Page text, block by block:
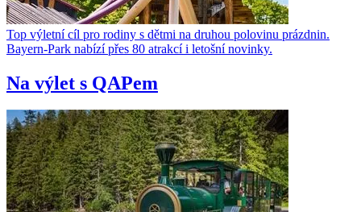
Top výletní cíl pro rodiny s dětmi na druhou polovinu prázdnin.
Bayern-Park nabízí přes 80 atrakcí i letošní novinky.
Na výlet s QAPem